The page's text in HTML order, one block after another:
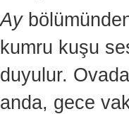
Ay
kumru kuşu
duyulur.
anda, gece